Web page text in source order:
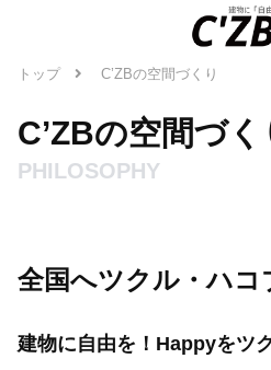
トップ C’ZBの空間づくり
C’ZBの空間づく
PHILOSOPHY
全国へツクル・ハコ
建物に自由を！Happyをツ